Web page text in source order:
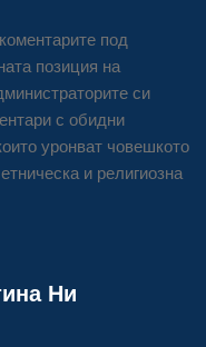
под
позиция на
си
с обидни
уронват човешкото
и религиозна
Ни